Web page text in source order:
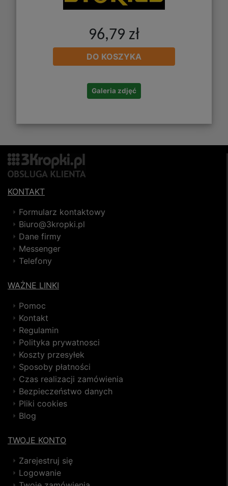
96,79 zł
DO KOSZYKA
Galeria zdjęć
KONTAKT
Formularz kontaktowy
Biuro@3kropki.pl
Dane firmy
Messenger
Telefony
WAŻNE LINKI
Pomoc
Kontakt
Regulamin
Polityka prywatnosci
Koszty przesyłek
Sposoby płatności
Czas realizacji zamówienia
Bezpieczeństwo danych
Pliki cookies
Blog
TWOJE KONTO
Zarejestruj się
Logowanie